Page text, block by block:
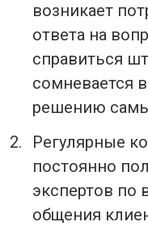
возникает
ответа на
справиться
сомневается
решению
Регулярные
постоянно
экспертов
общения